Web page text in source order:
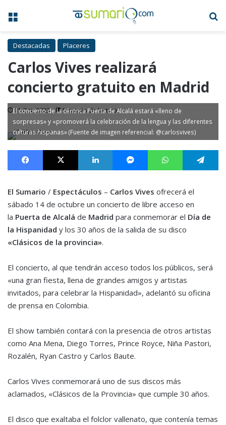
Menú
Destacadas Placeres
Carlos Vives realizará
concierto gratuito en Madrid
11 Oct, 2023 1 minuto de lectura
El concierto de la céntrica Puerta de Alcalá estará «lleno de
sorpresas» y «promoverá la celebración de la lengua y las diferentes
culturas hispanas» (Fuente de imagen referencial: @carlosvives)
Facebook X LinkedIn MessengerWhatsApp
El Sumario / Espectáculos – Carlos Vives ofrecerá el
sábado 14 de octubre un concierto de libre acceso en
la Puerta de Alcalá de Madrid para conmemorar el Día de
la Hispanidad y los 30 años de la salida de su disco
«Clásicos de la provincia».
El concierto, al que tendrán acceso todos los públicos, será
«una gran fiesta, llena de grandes amigos y artistas
invitados, para celebrar la Hispanidad», adelantó su oficina
de prensa en Colombia.
El show también contará con la presencia de otros artistas
como Ana Mena, Diego Torres, Prince Royce, Niña Pastori,
Rozalén, Ryan Castro y Carlos Baute.
Carlos Vives conmemorará uno de sus discos más
aclamados, «Clásicos de la Provincia» que cumple 30 años.
El disco que exaltaba el folclor vallenato, que contenía temas